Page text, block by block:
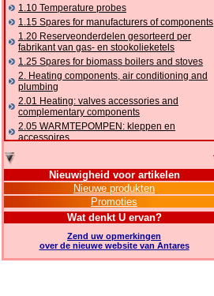
1.10 Temperature probes
1.15 Spares for manufacturers of components
1.20 Reserveonderdelen gesorteerd per
fabrikant van gas- en stookolieketels
1.25 Spares for biomass boilers and stoves
2. Heating components, air conditioning and
plumbing
2.01 Heating: valves accessories and
complementary components
2.05 WARMTEPOMPEN: kleppen en
accessoires
complementary components
2.16 Gas: components for pipes,
complementary and accessory
2.17 Gasoil: components for pipes,
2.18 Solar: pipes, valves, complementary and
accessory for solar systems
Nieuwigheid voor artikelen
Nieuwe produkten
Promoties
Wat denkt U ervan?
Zend uw opmerkingen
over de nieuwe website van Antares